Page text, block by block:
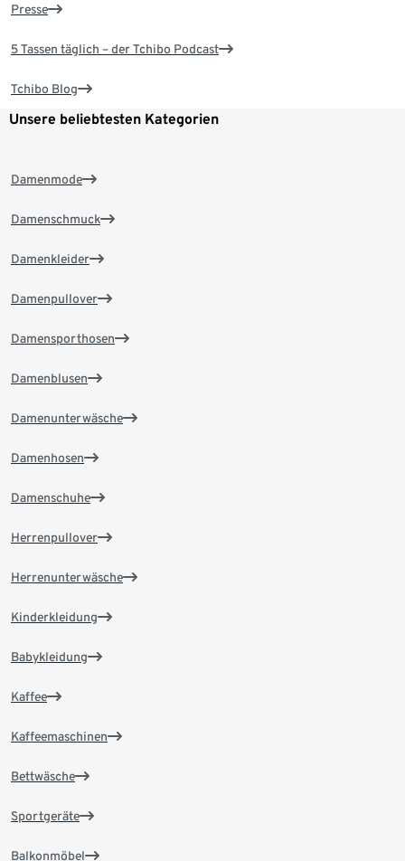
Presse
5 Tassen täglich – der Tchibo Podcast
Tchibo Blog
Unsere beliebtesten Kategorien
Damenmode
Damenschmuck
Damenkleider
Damenpullover
Damensporthosen
Damenblusen
Damenunterwäsche
Damenhosen
Damenschuhe
Herrenpullover
Herrenunterwäsche
Kinderkleidung
Babykleidung
Kaffee
Kaffeemaschinen
Bettwäsche
Sportgeräte
Balkonmöbel